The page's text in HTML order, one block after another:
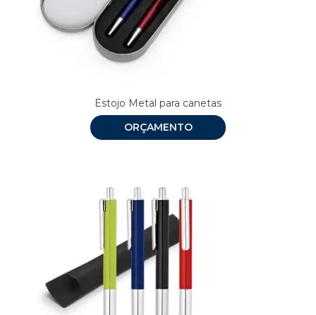
Estojo Metal para canetas
ORÇAMENTO